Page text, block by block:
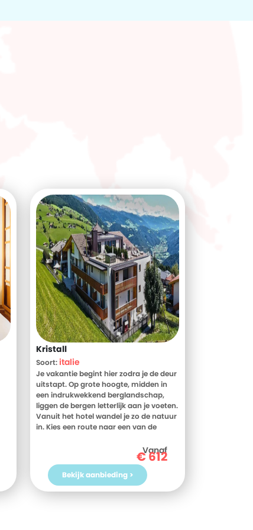
Kristall
Soort:italie
Je vakantie begint hier zodra je de deur
uitstapt. Op grote hoogte, midden in
een indrukwekkend berglandschap,
liggen de bergen letterlijk aan je voeten.
Vanuit het hotel wandel je zo de natuur
in. Kies een route naar een van de
op de bergtoppen of stap op de
mountainbike voor een sportieve tocht
door het berglandschap. Na een
actieve dag is het tijd om te
ontspannen. In de wellnessruimte
Vanaf
€612
Bekijk aanbieding >